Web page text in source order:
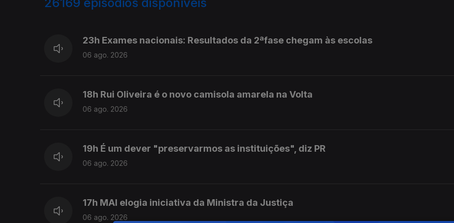
23h Exames nacionais: Resultados da 2ªfase chegam às escolas
06 ago. 2026
18h Rui Oliveira é o novo camisola amarela na Volta
06 ago. 2026
19h É um dever "preservarmos as instituições", diz PR
06 ago. 2026
17h MAI elogia iniciativa da Ministra da Justiça
06 ago. 2026